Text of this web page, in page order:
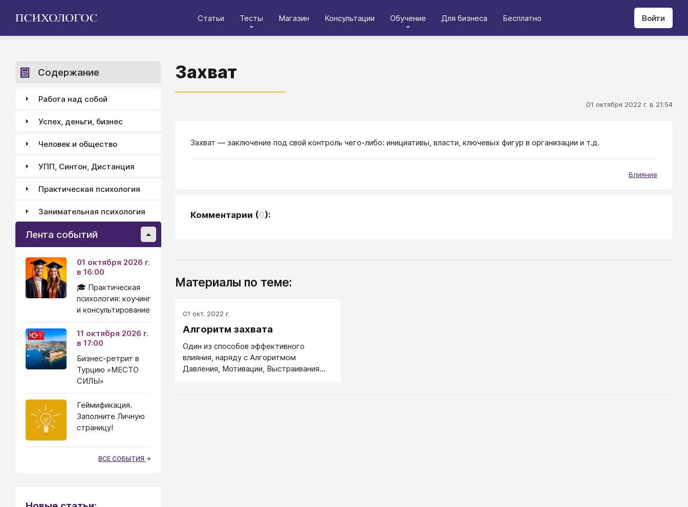
Статьи Тесты Магазин Консультации Обучение Для бизнеса Бесплатно Войти
Захват
01 октября 2022 г. в 21:54
Захват — заключение под свой контроль чего-либо: инициативы, власти, ключевых фигур в организации и т.д.
Влияние
Комментарии (0):
Материалы по теме:
01 окт. 2022 г.
Алгоритм захвата
Один из способов эффективного
влияния, наряду с Алгоритмом
Давления, Мотивации, Выстраивания
Содержание
Работа над собой
Успех, деньги, бизнес
Человек и общество
УПП, Синтон, Дистанция
Практическая психология
Занимательная психология
Лента событий
01 октября 2026 г.
в 16:00
🎓 Практическая
психология: коучинг
и консультирование
11 октября 2026 г.
в 17:00
Бизнес-ретрит в
Турцию «МЕСТО
СИЛЫ»
Геймификация.
Заполните Личную
страницу!
ВСЕ СОБЫТИЯ